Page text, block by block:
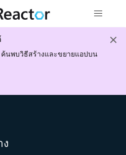
ค้นพบวิธีสร้างและขยายแอปบน